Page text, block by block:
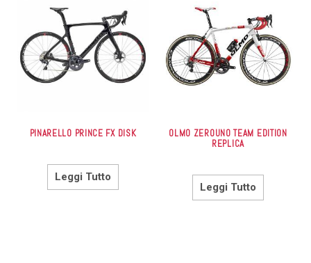
PINARELLO PRINCE FX DISK
Leggi Tutto
OLMO ZEROUNO TEAM EDITION
REPLICA
Leggi Tutto